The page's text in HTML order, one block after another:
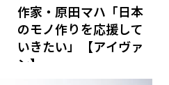
作家・原田マハ「日本
のモノ作りを応援して
いきたい」【アイヴァ
ン】